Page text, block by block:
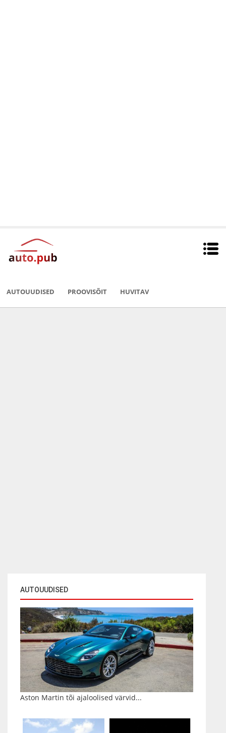
AUTOUUDISED PROOVISÕIT HUVITAV
AUTOUUDISED
Aston Martin tõi ajaloolised värvid...